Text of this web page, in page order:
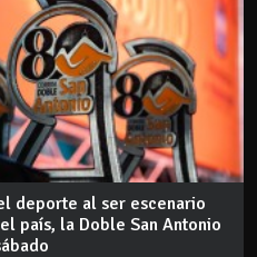
deporte al ser escenario
país, la Doble San Antonio